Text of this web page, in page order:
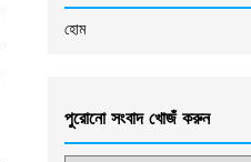
হোম
পুরোনো সংবাদ খোজঁ করুন